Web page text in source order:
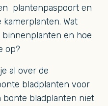
plantenpaspoort en
Wat
binnenplanten en hoe
op?
al over de
bladplanten voor
bladplanten niet